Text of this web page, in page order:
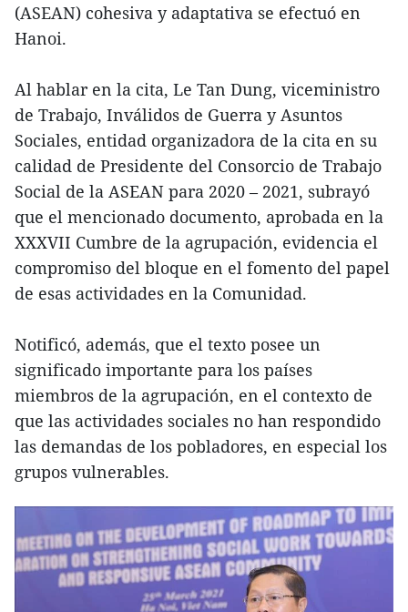
(ASEAN) cohesiva y adaptativa se efectuó en
Hanoi.
Al hablar en la cita, Le Tan Dung, viceministro
de Trabajo, Inválidos de Guerra y Asuntos
Sociales, entidad organizadora de la cita en su
calidad de Presidente del Consorcio de Trabajo
Social de la ASEAN para 2020 – 2021, subrayó
que el mencionado documento, aprobada en la
XXXVII Cumbre de la agrupación, evidencia el
compromiso del bloque en el fomento del papel
de esas actividades en la Comunidad.
Notificó, además, que el texto posee un
significado importante para los países
miembros de la agrupación, en el contexto de
que las actividades sociales no han respondido
las demandas de los pobladores, en especial los
grupos vulnerables.